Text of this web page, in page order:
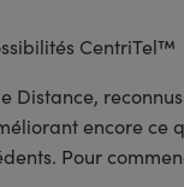
CentriTel™
encore
Pour